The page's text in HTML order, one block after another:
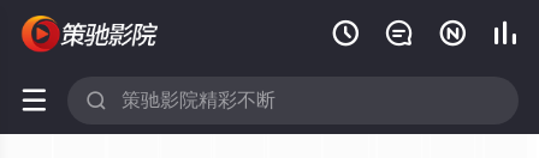
   
 